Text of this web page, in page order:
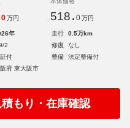
0 万円 518. 0 万円
年 走行
0.5万km
2 修復
なし
付 整備
法定整備付
府 東大阪市
積もり・在庫確認